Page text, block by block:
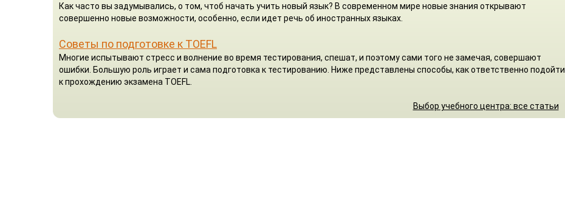
Как часто вы задумывались, о том, чтоб начать учить новый язык? В современном мире новые знания открывают
совершенно новые возможности, особенно, если идет речь об иностранных языках.
Советы по подготовке к TOEFL
Многие испытывают стресс и волнение во время тестирования, спешат, и поэтому сами того не замечая, совершают
ошибки. Большую роль играет и сама подготовка к тестированию. Ниже представлены способы, как ответственно подойти
к прохождению экзамена TOEFL.
Выбор учебного центра: все статьи